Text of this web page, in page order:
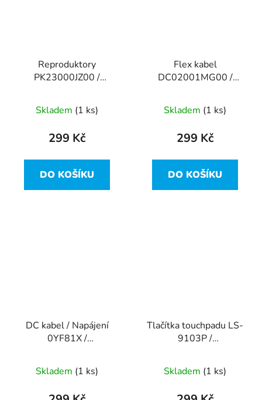
Reproduktory
PK23000JZ00 /
15R-5521
Skladem (1 ks)
299 Kč
DO KOŠÍKU
Flex kabel
DC02001MG00 /
Inspiron 15R-5521
Skladem (1 ks)
299 Kč
DO KOŠÍKU
DC kabel / Napájení
0YF81X /
Inspiron 15R-5521
Skladem (1 ks)
Tlačítka touchpadu LS-
9103P /
Inspiron 15R-5521
Skladem (1 ks)